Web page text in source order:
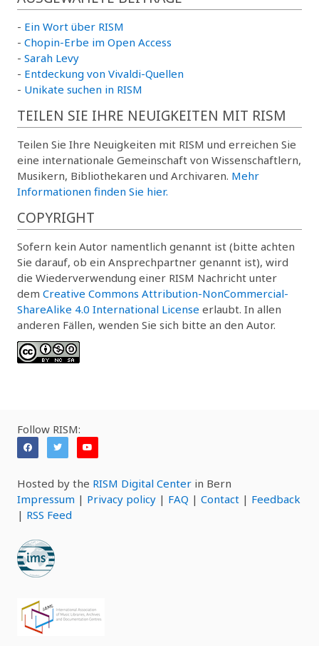
- Ein Wort über RISM
- Chopin-Erbe im Open Access
- Sarah Levy
- Entdeckung von Vivaldi-Quellen
- Unikate suchen in RISM
TEILEN SIE IHRE NEUIGKEITEN MIT RISM
Teilen Sie Ihre Neuigkeiten mit RISM und erreichen Sie
eine internationale Gemeinschaft von Wissenschaftlern,
Musikern, Bibliothekaren und Archivaren. Mehr
Informationen finden Sie hier.
COPYRIGHT
Sofern kein Autor namentlich genannt ist (bitte achten
Sie darauf, ob ein Ansprechpartner genannt ist), wird
die Wiederverwendung einer RISM Nachricht unter
dem Creative Commons Attribution-NonCommercial-
ShareAlike 4.0 International License erlaubt. In allen
anderen Fällen, wenden Sie sich bitte an den Autor.
Follow RISM:
Hosted by the RISM Digital Center in Bern
Impressum | Privacy policy | FAQ | Contact | Feedback
| RSS Feed